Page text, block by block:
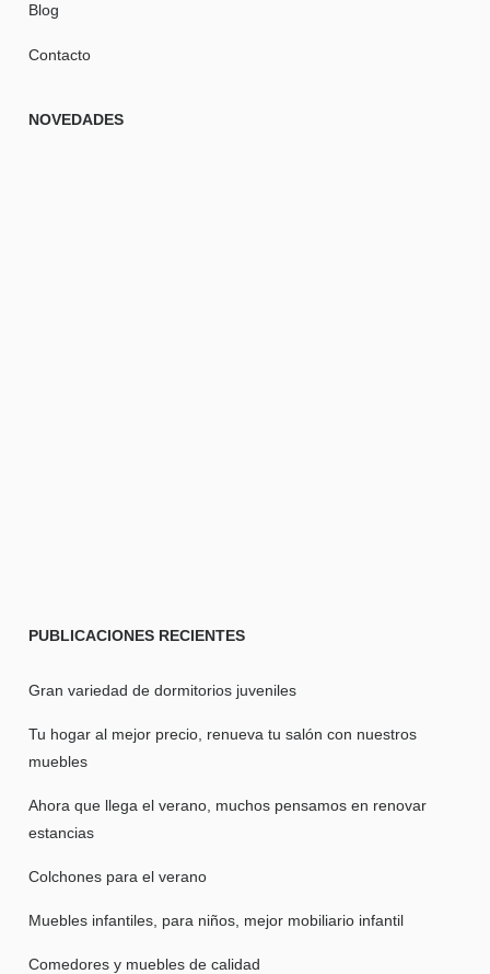
Blog
Contacto
NOVEDADES
PUBLICACIONES RECIENTES
Gran variedad de dormitorios juveniles
Tu hogar al mejor precio, renueva tu salón con nuestros
muebles
Ahora que llega el verano, muchos pensamos en renovar
estancias
Colchones para el verano
Muebles infantiles, para niños, mejor mobiliario infantil
Comedores y muebles de calidad